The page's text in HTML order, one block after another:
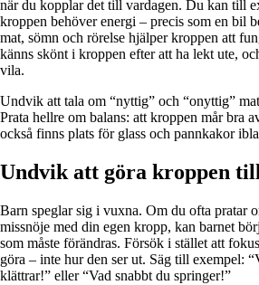
när du kopplar det till vardagen. Du kan till
kroppen behöver energi – precis som en bil
mat, sömn och rörelse hjälper kroppen att
känns skönt i kroppen efter att ha lekt ute,
vila.
Undvik att tala om “nyttig” och “onyttig”
Prata hellre om balans: att kroppen mår bra
också finns plats för glass och pannkakor
Undvik att göra kroppen
Barn speglar sig i vuxna. Om du ofta pratar
missnöje med din egen kropp, kan barnet
som måste förändras. Försök i stället att
göra – inte hur den ser ut. Säg till exempel:
klättrar!” eller “Vad snabbt du springer!”